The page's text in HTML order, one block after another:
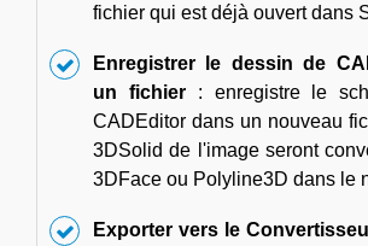
fichier qui est déjà ouvert dans
Enregistrer le dessin de
un fichier: enregistre le
CADEditor dans un nouveau
3DSolid de l'image seront
3DFace ou Polyline3D dans le
Exporter vers le